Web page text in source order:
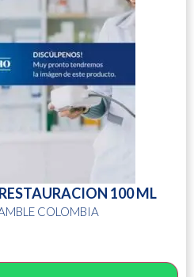
100 ML
COLOMBIA